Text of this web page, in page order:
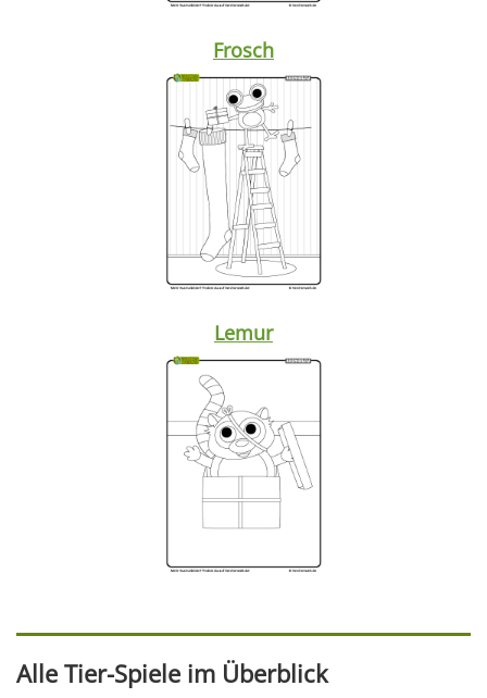
Frosch
Lemur
Alle Tier-Spiele im Überblick